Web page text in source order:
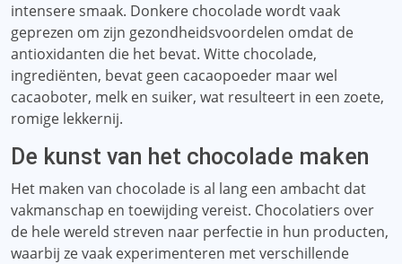
intensere smaak. Donkere chocolade wordt vaak
geprezen om zijn gezondheidsvoordelen omdat de
antioxidanten die het bevat. Witte chocolade,
ingrediënten, bevat geen cacaopoeder maar wel
cacaoboter, melk en suiker, wat resulteert in een zoete,
romige lekkernij.
De kunst van het chocolade maken
Het maken van chocolade is al lang een ambacht dat
vakmanschap en toewijding vereist. Chocolatiers over
de hele wereld streven naar perfectie in hun producten,
waarbij ze vaak experimenteren met verschillende